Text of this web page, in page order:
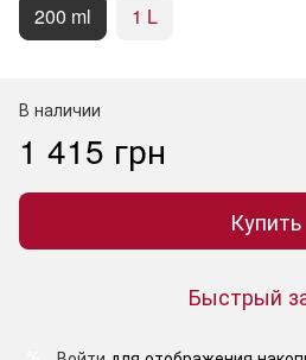
200 ml 1 L
В наличии
1 415 грн
Купить
Быстрый